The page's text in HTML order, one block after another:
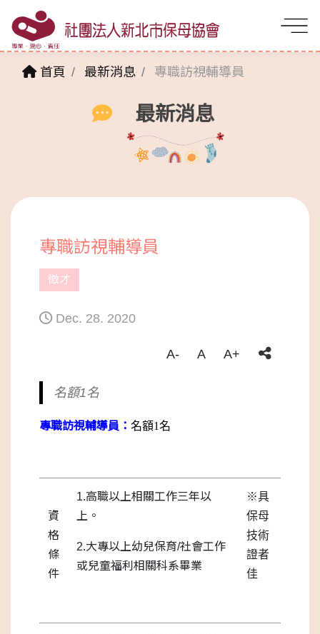
首頁 最新消息 專職訪視輔導員
最新消息
專職訪視輔導員
徵才
Dec. 28. 2020
A- A A+
名額1名
專職訪視輔導員： 名額1名
資
格
條
件
1.高職以上相關工作三年以
上。
2.大專以上幼兒保育/社會工作
或兒童福利相關科系畢業
※具
保母
技術
證者
佳